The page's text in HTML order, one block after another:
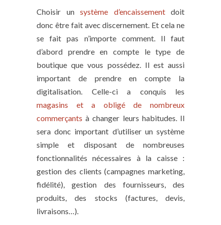
Choisir un système d’encaissementdoit
donc être fait avec discernement. Et cela ne
se fait pas n’importe comment. Il faut
d’abord prendre en compte le type de
boutique que vous possédez. Il est aussi
important de prendre en compte la
digitalisation. Celle-ci a conquis les
magasins et a obligé de nombreux
commerçants à changer leurs habitudes. Il
sera donc important d’utiliser un système
simple et disposant de nombreuses
fonctionnalités nécessaires à la caisse :
gestion des clients (campagnes marketing,
fidélité), gestion des fournisseurs, des
produits, des stocks (factures, devis,
livraisons…).